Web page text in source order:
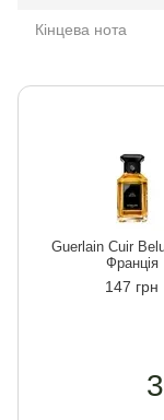
Кінцева нота
Guerlain Cuir
Франція
147 грн